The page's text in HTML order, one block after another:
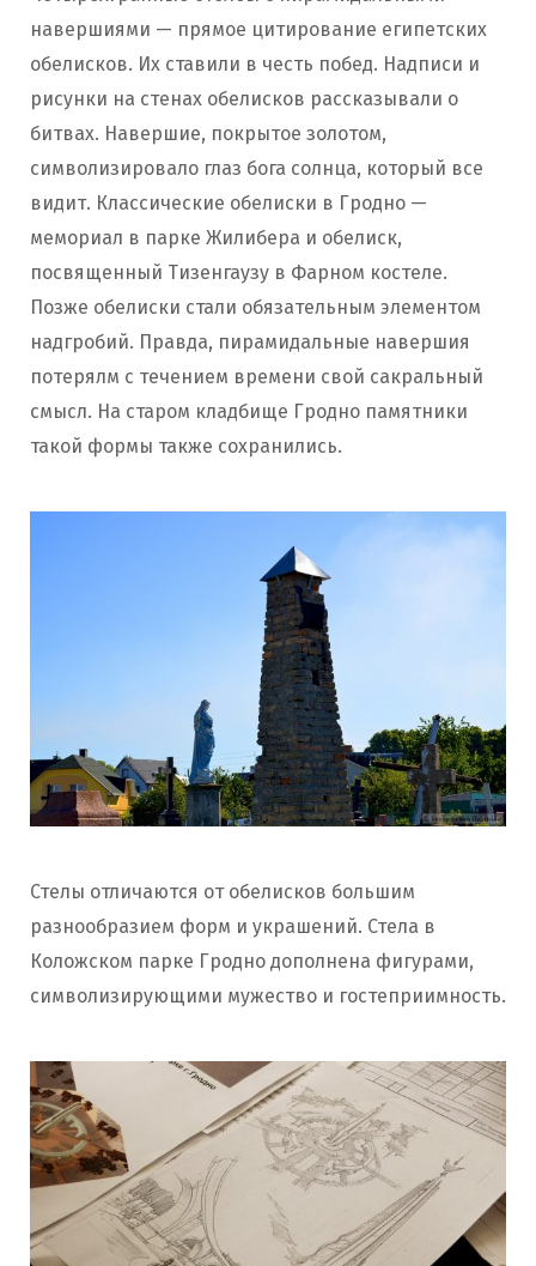
навершиями — прямое цитирование египетских
обелисков. Их ставили в честь побед. Надписи и
рисунки на стенах обелисков рассказывали о
битвах. Навершие, покрытое золотом,
символизировало глаз бога солнца, который все
видит. Классические обелиски в Гродно —
мемориал в парке Жилибера и обелиск,
посвященный Тизенгаузу в Фарном костеле.
Позже обелиски стали обязательным элементом
надгробий. Правда, пирамидальные навершия
потерялм с течением времени свой сакральный
смысл. На старом кладбище Гродно памятники
такой формы также сохранились.
Стелы отличаются от обелисков большим
разнообразием форм и украшений. Стела в
Коложском парке Гродно дополнена фигурами,
символизирующими мужество и гостеприимность.